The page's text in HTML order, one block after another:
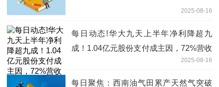
2025-08-16
每日动态!华大九天上半年净利降超九
成！1.04亿元股份支付成主因，72%营收
2025-08-16
每日聚焦：西南油气田累产天然气突破